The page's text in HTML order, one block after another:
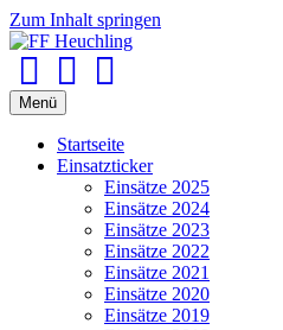
Zum Inhalt springen
Menü
Startseite
Einsatzticker
Einsätze 2025
Einsätze 2024
Einsätze 2023
Einsätze 2022
Einsätze 2021
Einsätze 2020
Einsätze 2019